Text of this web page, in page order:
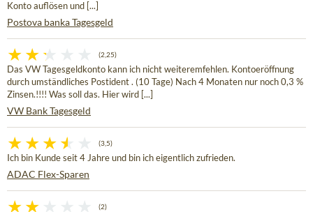
Konto auflösen und [...]
Postova banka Tagesgeld
(2,25)
Das VW Tagesgeldkonto kann ich nicht weiteremfehlen. Kontoeröffnung
durch umständliches Postident . (10 Tage) Nach 4 Monaten nur noch 0,3 %
Zinsen.!!!! Was soll das. Hier wird [...]
VW Bank Tagesgeld
(3,5)
Ich bin Kunde seit 4 Jahre und bin ich eigentlich zufrieden.
ADAC Flex-Sparen
(2)